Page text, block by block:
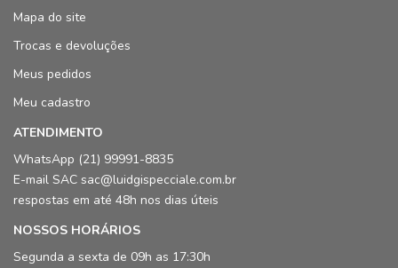
Mapa do site
Trocas e devoluções
Meus pedidos
Meu cadastro
ATENDIMENTO
WhatsApp (21) 99991-8835
E-mail SAC sac@luidgispecciale.com.br
respostas em até 48h nos dias úteis
NOSSOS HORÁRIOS
Segunda a sexta de 09h as 17:30h